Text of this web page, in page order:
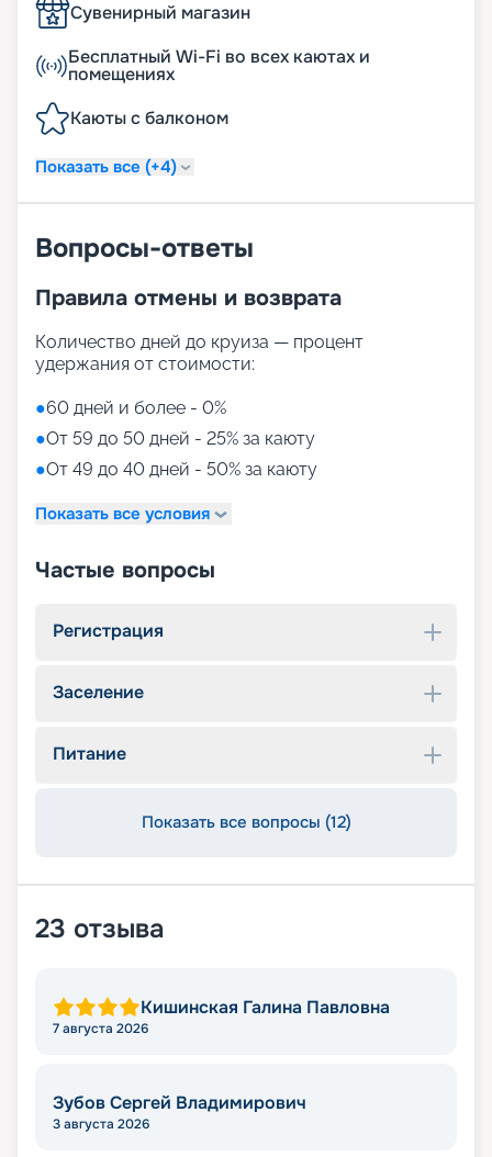
Сувенирный магазин
Бесплатный Wi-Fi во всех каютах и
помещениях
Каюты с балконом
Показать все (+4)
Вопросы-ответы
Правила отмены и возврата
Количество дней до круиза — процент
удержания от стоимости:
●60 дней и более - 0%
●От 59 до 50 дней - 25% за каюту
●От 49 до 40 дней - 50% за каюту
Показать все условия
Частые вопросы
Регистрация
Заселение
Питание
Показать все вопросы (12)
23 отзыва
Кишинская Галина Павловна
7 августа 2026
Зубов Сергей Владимирович
3 августа 2026